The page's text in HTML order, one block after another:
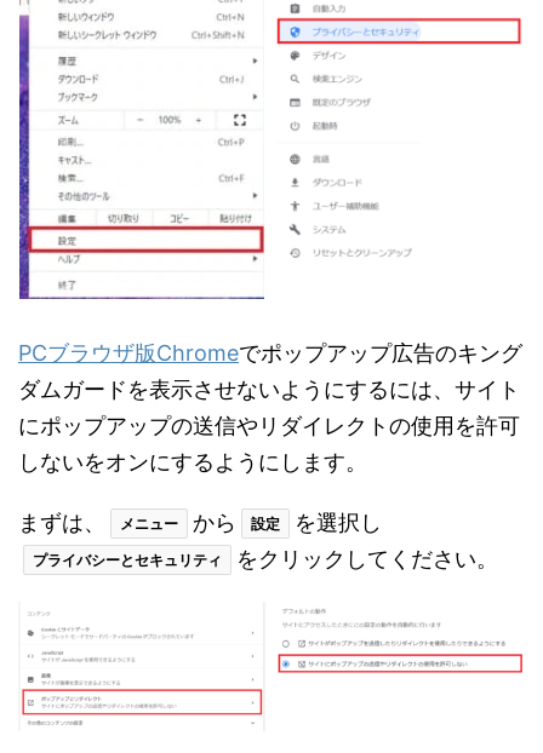
PCブラウザ版Chromeでポップアップ広告のキング
ダムガードを表示させないようにするには、サイト
にポップアップの送信やリダイレクトの使用を許可
しないをオンにするようにします。
まずは、 メニュー から 設定 を選択し
プライバシーとセキュリティ をクリックしてください。